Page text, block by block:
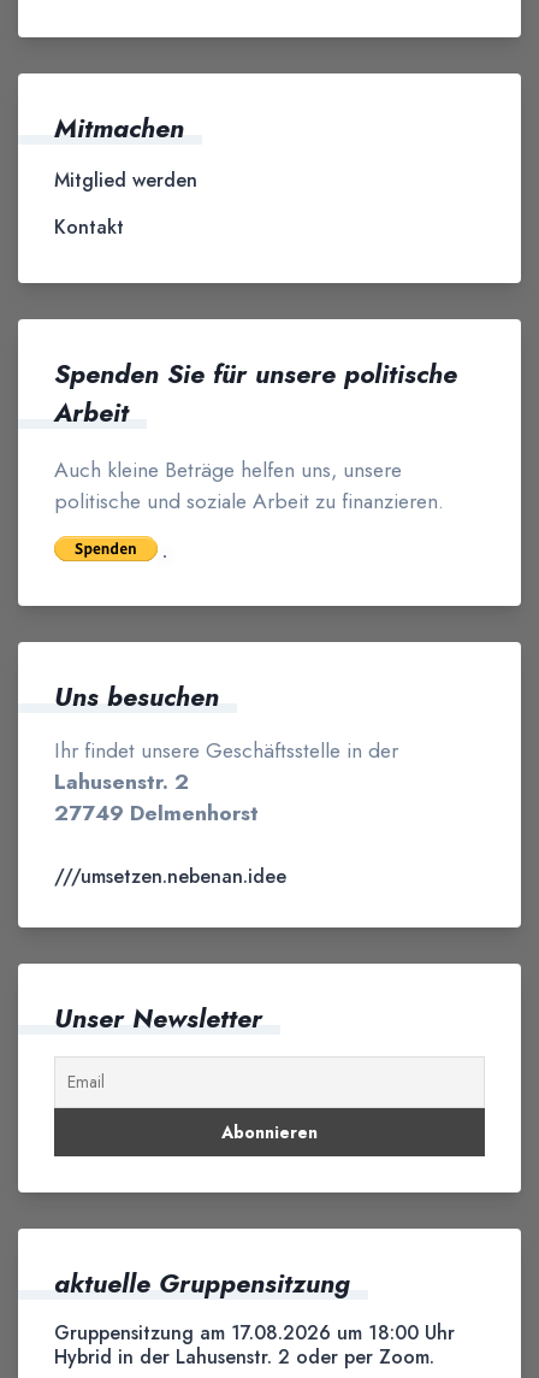
Mitmachen
Mitglied werden
Kontakt
Spenden Sie für unsere politische
Arbeit
Auch kleine Beträge helfen uns, unsere
politische und soziale Arbeit zu finanzieren.
Uns besuchen
Ihr findet unsere Geschäftsstelle in der
Lahusenstr. 2
27749 Delmenhorst
///umsetzen.nebenan.idee
Unser Newsletter
aktuelle Gruppensitzung
Gruppensitzung am 17.08.2026 um 18:00 Uhr
Hybrid in der Lahusenstr. 2 oder per Zoom.